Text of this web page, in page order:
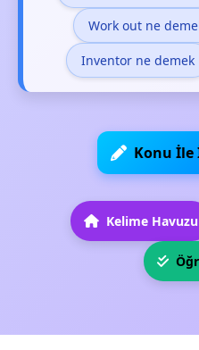
Work out ne
Inventor ne demek
Konu İle
Kelime Havuzu